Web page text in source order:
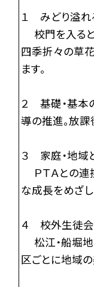
１ みどり溢れ
校門を入る
四季折々の草
ます。
２ 基礎・基本
導の推進。放課
３ 家庭・地域
ＰＴＡとの連
な成長をめざし
４ 校外生徒
松江・船堀地
区ごとに地域